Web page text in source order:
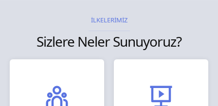
İLKELERİMİZ
Sizlere Neler Sunuyoruz?